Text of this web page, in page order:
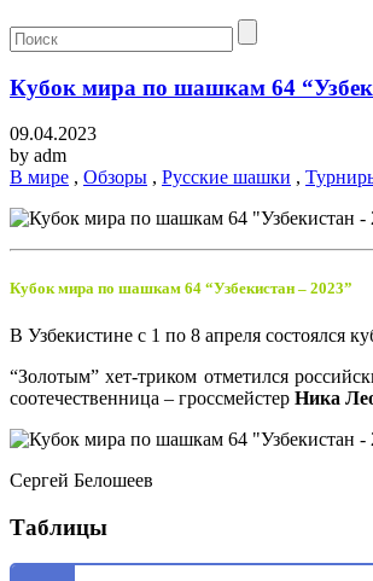
Кубок мира по шашкам 64
09.04.2023
by adm
В мире , Обзоры , Русские шашки ,
Кубок мира по шашкам 64 “Узбекистан – 2023”
В Узбекистине с 1 по 8 апреля состоялся
“Золотым” хет-триком отметился
соотечественница – гроссмейстер Ника
Сергей Белошеев
Таблицы